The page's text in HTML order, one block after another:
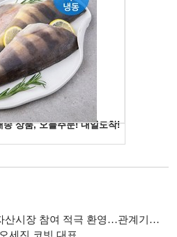
여 적극 환영…관계기관과 긴밀히 협력"
세진 코빗 대표